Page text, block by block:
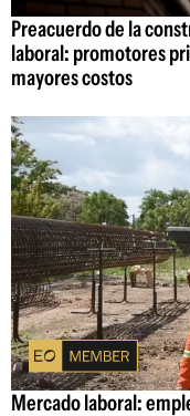
Preacuerdo de la
laboral: promotores
mayores costos
Mercado laboral: